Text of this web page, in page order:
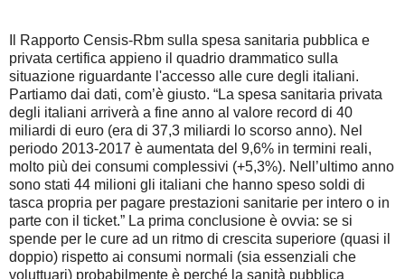
Il Rapporto Censis-Rbm sulla spesa sanitaria pubblica e
privata certifica appieno il quadrio drammatico sulla
situazione riguardante l'accesso alle cure degli italiani.
Partiamo dai dati, com’è giusto. “La spesa sanitaria privata
degli italiani arriverà a fine anno al valore record di 40
miliardi di euro (era di 37,3 miliardi lo scorso anno). Nel
periodo 2013-2017 è aumentata del 9,6% in termini reali,
molto più dei consumi complessivi (+5,3%). Nell’ultimo anno
sono stati 44 milioni gli italiani che hanno speso soldi di
tasca propria per pagare prestazioni sanitarie per intero o in
parte con il ticket.” La prima conclusione è ovvia: se si
spende per le cure ad un ritmo di crescita superiore (quasi il
doppio) rispetto ai consumi normali (sia essenziali che
voluttuari) probabilmente è perché la sanità pubblica